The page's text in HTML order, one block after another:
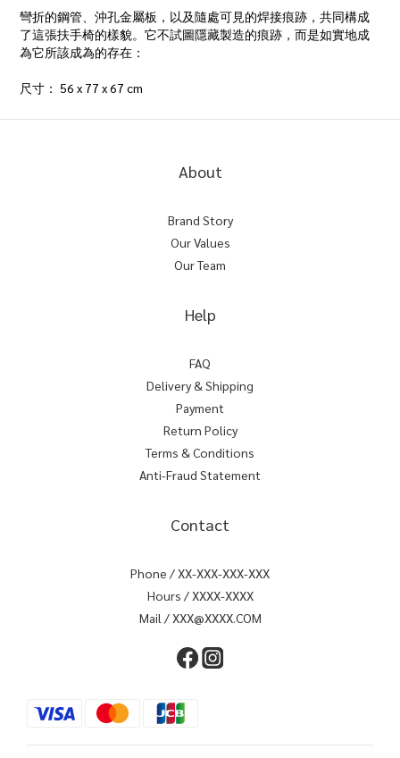
彎折的鋼管、沖孔金屬板，以及隨處可見的焊接痕跡，共同構成
了這張扶手椅的樣貌。它不試圖隱藏製造的痕跡，而是如實地成
為它所該成為的存在：
尺寸： 56 x 77 x 67 cm
About
Brand Story
Our Values
Our Team
Help
FAQ
Delivery & Shipping
Payment
Return Policy
Terms & Conditions
Anti-Fraud Statement
Contact
Phone / XX-XXX-XXX-XXX
Hours / XXXX-XXXX
Mail / XXX@XXXX.COM